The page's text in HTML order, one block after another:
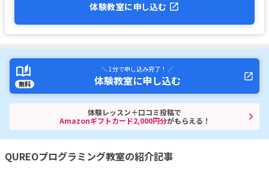
体験教室に申し込む
無料
＼ 1分で申し込み完了！ ／
体験教室に申し込む
体験レッスン＋口コミ投稿で
Amazonギフトカード2,000円分がもらえる！
QUREOプログラミング教室の紹介記事